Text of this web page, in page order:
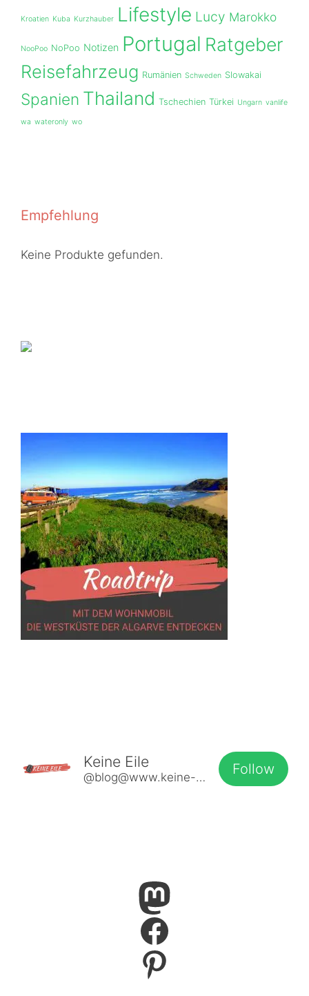
Kroatien Kuba Kurzhauber Lifestyle Lucy Marokko
NooPoo NoPoo Notizen Portugal Ratgeber
Reisefahrzeug Rumänien Schweden Slowakai
Spanien Thailand Tschechien Türkei Ungarn vanlife
wa wateronly wo
Empfehlung
Keine Produkte gefunden.
Keine Eile
@blog@www.keine-eile.de
Follow
Mastodon
Facebook
Pinterest